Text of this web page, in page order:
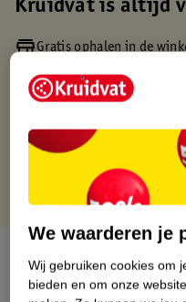
Kruidvat is altijd
Gratis ophalen in de
Gratis thuisbezorgd vanaf
Gratis punten met je
Over dit product
Productinformatie
We waarderen je
Wij gebruiken cookies om
bieden en om onze